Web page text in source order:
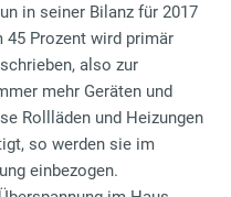
in seiner Bilanz für 2017
45 Prozent wird primär
also zur
mehr Geräten und
Rollläden und Heizungen
so werden sie im
einbezogen.